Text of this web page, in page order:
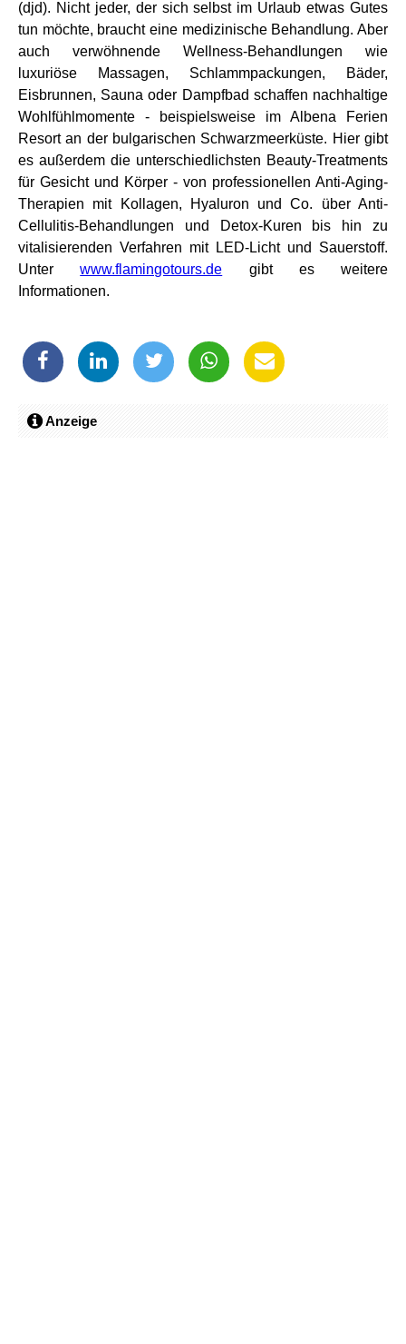
(djd). Nicht jeder, der sich selbst im Urlaub etwas Gutes
tun möchte, braucht eine medizinische Behandlung. Aber
auch verwöhnende Wellness-Behandlungen wie
luxuriöse Massagen, Schlammpackungen, Bäder,
Eisbrunnen, Sauna oder Dampfbad schaffen nachhaltige
Wohlfühlmomente - beispielsweise im Albena Ferien
Resort an der bulgarischen Schwarzmeerküste. Hier gibt
es außerdem die unterschiedlichsten Beauty-Treatments
für Gesicht und Körper - von professionellen Anti-Aging-
Therapien mit Kollagen, Hyaluron und Co. über Anti-
Cellulitis-Behandlungen und Detox-Kuren bis hin zu
vitalisierenden Verfahren mit LED-Licht und Sauerstoff.
Unterwww.flamingotours.de gibt es weitere
Informationen.
Anzeige